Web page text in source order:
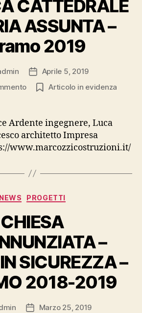
CATTEDRALE
ASSUNTA –
2019
Data
dell'articolo
Aprile 5, 2019
su
SICUREZZA
DEL
CAMPANILE
DELLA
CATTEDRALE
ASSUNTA
–
Teramo
2019
Articolo in evidenza
Ardente ingegnere, Luca
architetto Impresa
www.marcozzicostruzioni.it/
Categorie
NEWS PROGETTI
CHIESA
–
SICUREZZA –
2018-2019
DataMarzo 25, 2019